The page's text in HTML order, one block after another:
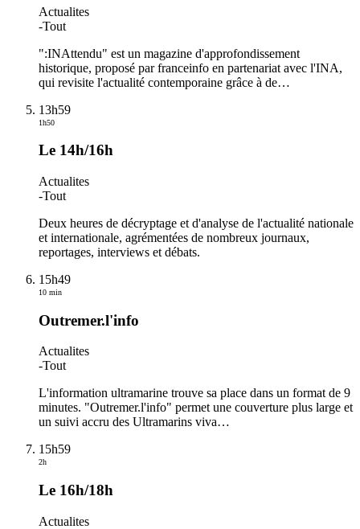
Actualites
-Tout
":INAttendu" est un magazine d'approfondissement
historique, proposé par franceinfo en partenariat avec l'INA,
qui revisite l'actualité contemporaine grâce à de…
13h59
1h50
Le 14h/16h
Actualites
-Tout
Deux heures de décryptage et d'analyse de l'actualité nationale
et internationale, agrémentées de nombreux journaux,
reportages, interviews et débats.
15h49
10 min
Outremer.l'info
Actualites
-Tout
L'information ultramarine trouve sa place dans un format de 9
minutes. "Outremer.l'info" permet une couverture plus large et
un suivi accru des Ultramarins viva…
15h59
2h
Le 16h/18h
Actualites